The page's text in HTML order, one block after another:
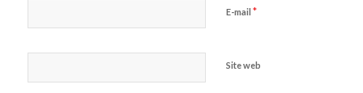
E-mail *
Site web